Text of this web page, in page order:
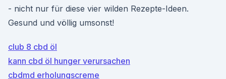
- nicht nur für diese vier wilden Rezepte-Ideen.
Gesund und völlig umsonst!
club 8 cbd öl
kann cbd öl hunger verursachen
cbdmd erholungscreme